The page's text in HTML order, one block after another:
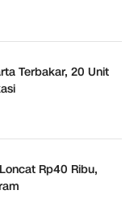
Terbakar, 20 Unit
Rp40 Ribu,